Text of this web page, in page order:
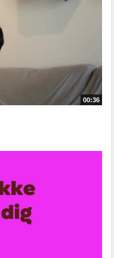
00:36